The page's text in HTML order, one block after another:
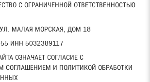
С ОГРАНИЧЕННОЙ ОТВЕТСТВЕННОСТЬЮ
МАЛАЯ МОРСКАЯ, ДОМ 18
ИНН 5032389117
ОЗНАЧАЕТ СОГЛАСИЕ С
СОГЛАШЕНИЕМ И ПОЛИТИКОЙ ОБРАБОТКИ